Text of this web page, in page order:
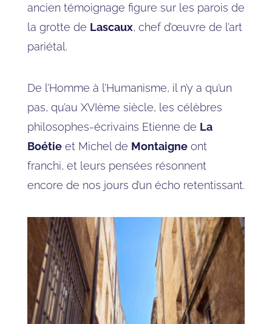
ancien témoignage figure sur les parois de
la grotte de Lascaux, chef d’œuvre de l’art
pariétal.
De l’Homme à l’Humanisme, il n’y a qu’un
pas, qu’au XVIème siècle, les célèbres
philosophes-écrivains Etienne de La
Boétieet Michel de Montaigneont
franchi, et leurs pensées résonnent
encore de nos jours d’un écho retentissant.